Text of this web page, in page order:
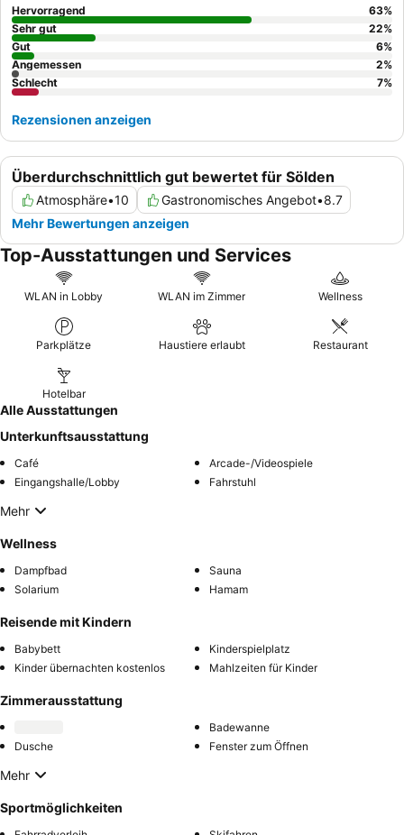
regionale Abendessen, ergänzt. Für optimalen Komfort empfiehlt
es sich, ein Zimmer mit
anzufragen, um die angenehme
Aussicht zu genießen.
Überdurchschnittlich gut bewertet für Sölden
Atmosphäre•10 Gastronomisches Angebot•8.7
Mehr Bewertungen anzeigen
Hervorragend 63%
Sehr gut
22%
Gut
6%
Angemessen
2%
Schlecht
7%
Rezensionen anzeigen
Top-Ausstattungen und Services
WLAN in Lobby WLAN im Zimmer Wellness
Parkplätze Haustiere erlaubt Restaurant
Hotelbar
Alle Ausstattungen
Unterkunftsausstattung
Café
Arcade-/Videospiele
Eingangshalle/Lobby
Fahrstuhl
Mehr
Wellness
Dampfbad
Sauna
Solarium
Hamam
Reisende mit Kindern
Babybett
Kinderspielplatz
Kinder übernachten kostenlos
Mahlzeiten für Kinder
Zimmerausstattung
Badewanne
Dusche
Fenster zum Öffnen
Mehr
Sportmöglichkeiten